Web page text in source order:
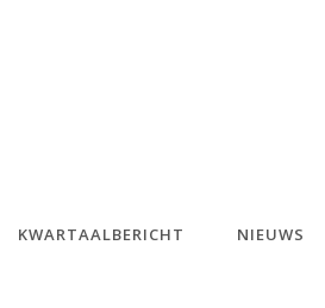
KWARTAALBERICHT NIEUWS